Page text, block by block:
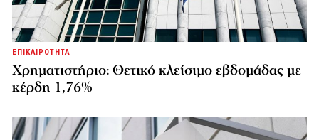
ΕΠΙΚΑΙΡΟΤΗΤΑ
Χρηματιστήριο: Θετικό κλείσιμο εβδομάδας με
κέρδη 1,76%